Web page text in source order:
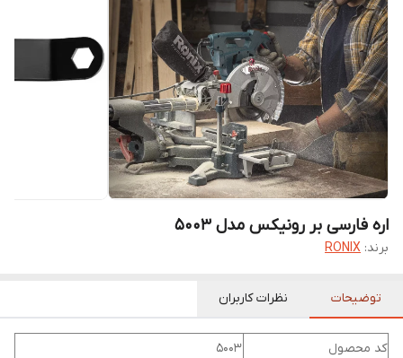
اره فارسی بر رونیکس مدل 5003
برند: RONIX
توضیحات نظرات کاربران
کد محصول
5003